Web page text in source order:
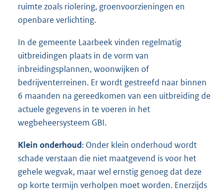
ruimte zoals riolering, groenvoorzieningen en
openbare verlichting.
In de gemeente Laarbeek vinden regelmatig
uitbreidingen plaats in de vorm van
inbreidingsplannen, woonwijken of
bedrijventerreinen. Er wordt gestreefd naar binnen
6 maanden na gereedkomen van een uitbreiding de
actuele gegevens in te voeren in het
wegbeheersysteem GBI.
Klein onderhoud: Onder klein onderhoud wordt
schade verstaan die niet maatgevend is voor het
gehele wegvak, maar wel ernstig genoeg dat deze
op korte termijn verholpen moet worden. Enerzijds